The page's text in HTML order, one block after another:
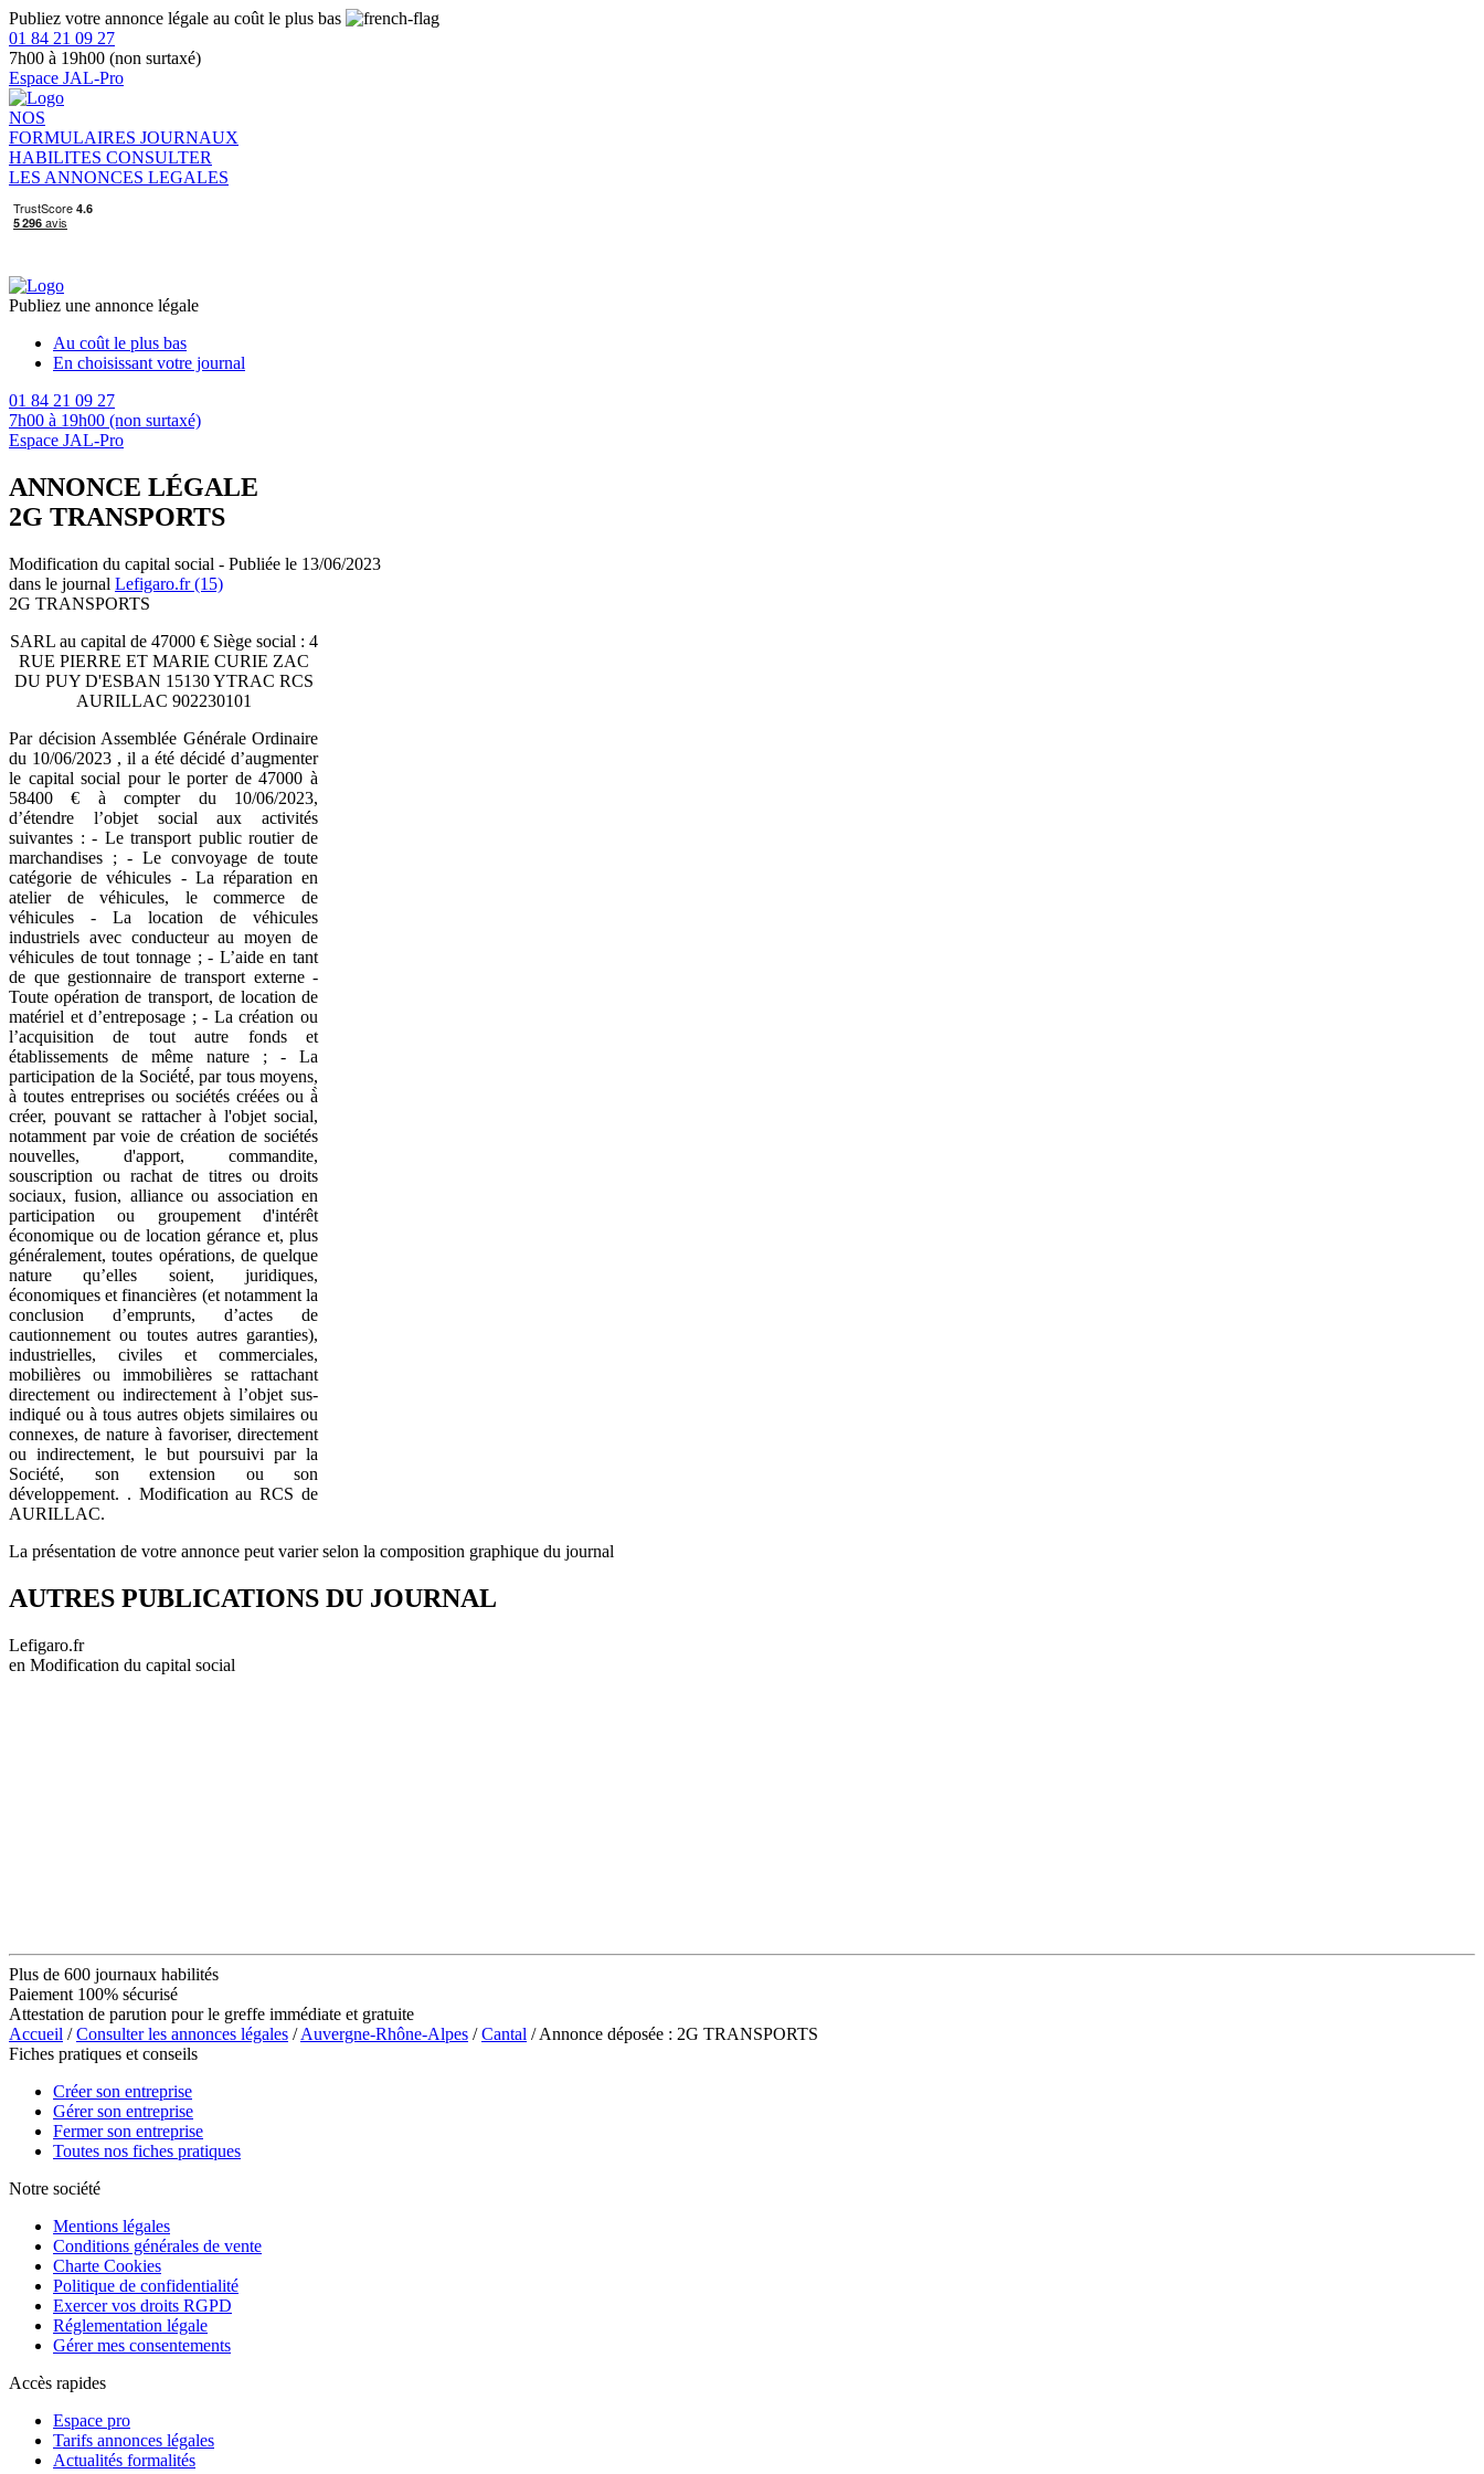
Publiez votre annonce légale au coût le plus bas
01 84 21 09 27
7h00 à 19h00 (non surtaxé)
Espace JAL-Pro
NOS
FORMULAIRES JOURNAUX
HABILITES CONSULTER
LES ANNONCES LEGALES
Publiez une annonce légale
Au coût le plus bas
En choisissant votre journal
01 84 21 09 27
7h00 à 19h00 (non surtaxé)
Espace JAL-Pro
ANNONCE LÉGALE
2G TRANSPORTS
Modification du capital social - Publiée le 13/06/2023
dans le journal Lefigaro.fr (15)
2G TRANSPORTS
SARL au capital de 47000 € Siège social : 4
RUE PIERRE ET MARIE CURIE ZAC
DU PUY D'ESBAN 15130 YTRAC RCS
AURILLAC 902230101
Par décision Assemblée Générale Ordinaire
du 10/06/2023 , il a été décidé d’augmenter
le capital social pour le porter de 47000 à
58400 € à compter du 10/06/2023,
d’étendre l’objet social aux activités
suivantes : - Le transport public routier de
marchandises ; - Le convoyage de toute
catégorie de véhicules - La réparation en
atelier de véhicules, le commerce de
véhicules - La location de véhicules
industriels avec conducteur au moyen de
véhicules de tout tonnage ; - L’aide en tant
de que gestionnaire de transport externe -
Toute opération de transport, de location de
matériel et d’entreposage ; - La création ou
l’acquisition de tout autre fonds et
établissements de même nature ; - La
participation de la Société́, par tous moyens,
à toutes entreprises ou sociétés créées ou à̀
créer, pouvant se rattacher à l'objet social,
notamment par voie de création de sociétés
nouvelles, d'apport, commandite,
souscription ou rachat de titres ou droits
sociaux, fusion, alliance ou association en
participation ou groupement d'intérêt
économique ou de location gérance et, plus
généralement, toutes opérations, de quelque
nature qu’elles soient, juridiques,
économiques et financières (et notamment la
conclusion d’emprunts, d’actes de
cautionnement ou toutes autres garanties),
industrielles, civiles et commerciales,
mobilières ou immobilières se rattachant
directement ou indirectement à l’objet sus-
indiqué ou à tous autres objets similaires ou
connexes, de nature à favoriser, directement
ou indirectement, le but poursuivi par la
Société, son extension ou son
développement. . Modification au RCS de
AURILLAC.
La présentation de votre annonce peut varier selon la composition graphique du journal
AUTRES PUBLICATIONS DU JOURNAL
Lefigaro.fr
en Modification du capital social
Plus de 600 journaux habilités
Paiement 100% sécurisé
Attestation de parution pour le greffe immédiate et gratuite
Accueil /Consulter les annonces légales /Auvergne-Rhône-Alpes /Cantal / Annonce déposée : 2G TRANSPORTS
Fiches pratiques et conseils
Créer son entreprise
Gérer son entreprise
Fermer son entreprise
Toutes nos fiches pratiques
Notre société
Mentions légales
Conditions générales de vente
Charte Cookies
Politique de confidentialité
Exercer vos droits RGPD
Réglementation légale
Gérer mes consentements
Accès rapides
Espace pro
Tarifs annonces légales
Actualités formalités